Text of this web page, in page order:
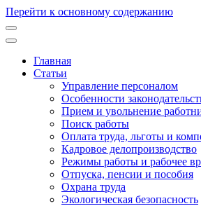
Перейти к основному содержанию
Основная
навигация
Главная
Статьи
Управление персоналом
Особенности
Прием и увольнение
Поиск работы
Оплата труда, льготы и
Кадровое делопроизводство
Режимы работы и рабочее
Отпуска, пенсии и пособия
Охрана труда
Экологическая безопасность